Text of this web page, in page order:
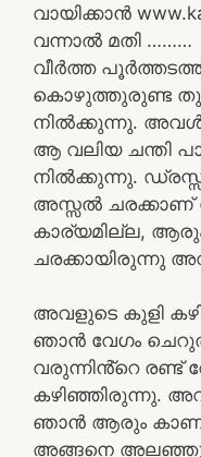
വായിക്കാൻ
വന്നാൽ മതി ………
വീർത്ത
കൊഴുത്തുരുണ്ട
നിൽക്കുന്നു. അവൾ
ആ വലിയ ചന്തി
നിൽക്കുന്നു.
അസ്സൽ ചരക്കാണ്
കാര്യമില്ല,
ചരക്കായിരുന്നു
അവളുടെ കുളി
ഞാൻ വേഗം
വരുന്നിൻ്റെ രണ്ട്
കഴിഞ്ഞിരുന്നു.
ഞാൻ ആരും
അങ്ങനെ അലഞ്ഞു